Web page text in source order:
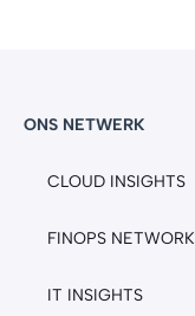
ONS NETWERK
CLOUD INSIGHTS
FINOPS NETWORK
IT INSIGHTS